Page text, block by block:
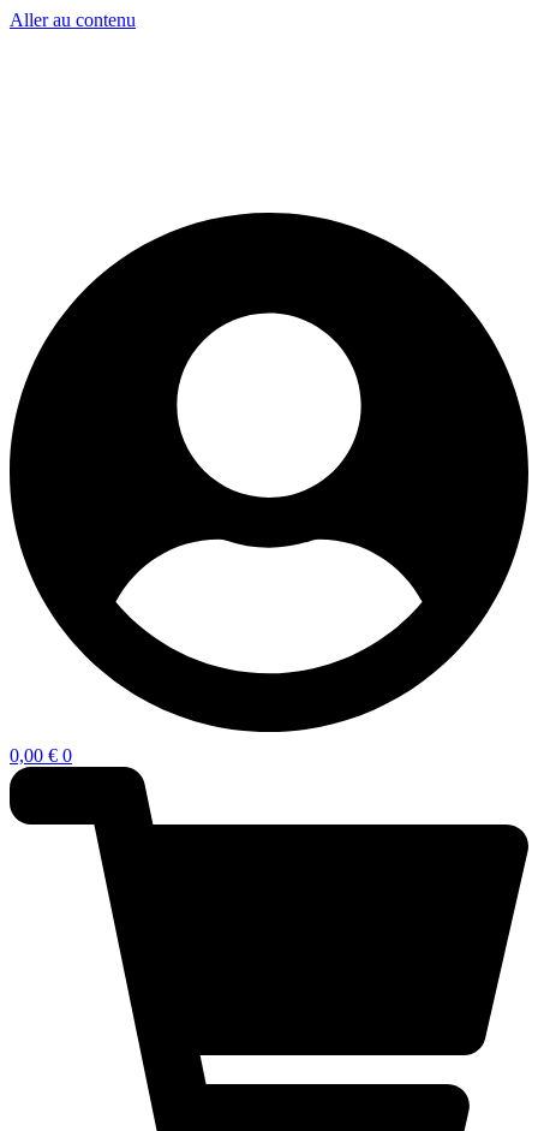
Aller au contenu
0,00 € 0